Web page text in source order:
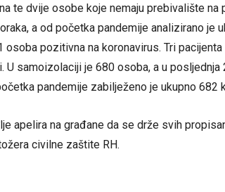
te dvije osobe koje nemaju prebivalište na
a od početka pandemije analizirano je
osoba pozitivna na koronavirus. Tri
U samoizolaciji je 680 osoba, a u
pandemije zabilježeno je ukupno 682
apelira na građane da se drže svih
civilne zaštite RH.